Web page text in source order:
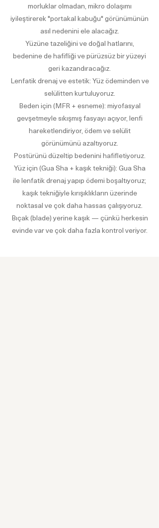
morluklar olmadan, mikro dolaşımı
iyileştirerek "portakal kabuğu" görünümünün
asıl nedenini ele alacağız.
Yüzüne tazeliğini ve doğal hatlarını,
bedenine de hafifliği ve pürüzsüz bir yüzeyi
geri kazandıracağız.
Lenfatik drenaj ve estetik: Yüz ödeminden ve
selülitten kurtuluyoruz.
Beden için (MFR + esneme): miyofasyal
gevşetmeyle sıkışmış fasyayı açıyor, lenfi
hareketlendiriyor, ödem ve selülit
görünümünü azaltıyoruz.
Postürünü düzeltip bedenini hafifletiyoruz.
Yüz için (Gua Sha + kaşık tekniği): Gua Sha
ile lenfatik drenaj yapıp ödemi boşaltıyoruz;
kaşık tekniğiyle kırışıklıkların üzerinde
noktasal ve çok daha hassas çalışıyoruz.
Bıçak (blade) yerine kaşık — çünkü herkesin
evinde var ve çok daha fazla kontrol veriyor.